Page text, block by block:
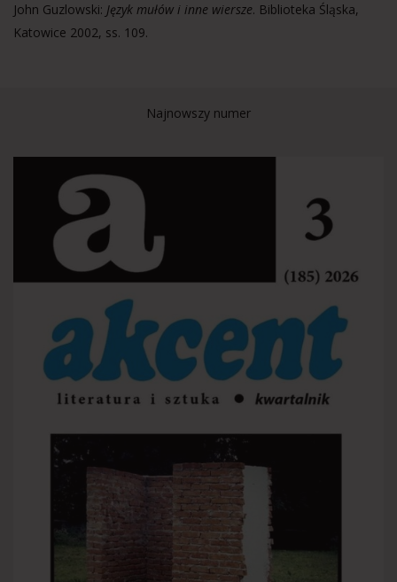
John Guzlowski: Język mułów i inne wiersze. Biblioteka Śląska,
Katowice 2002, ss. 109.
Najnowszy numer